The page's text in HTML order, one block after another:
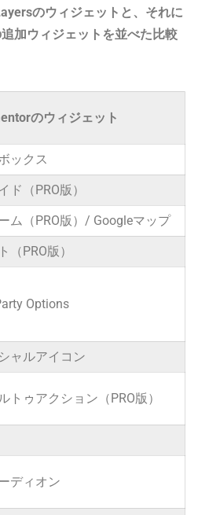
のウィジェットと、それに
加ウィジェットを並べた比較
のウィジェット
ックス
ド（PRO版）
ム（PRO版）/ Googleマップ
（PRO版）
Options
ャルアイコン
トゥアクション（PRO版）
ディオン